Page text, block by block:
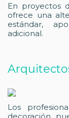
En proyectos
ofrece una
estándar,
adicional.
Los
decoración